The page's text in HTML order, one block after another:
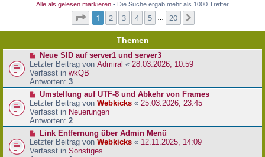
Alle als gelesen markieren • Die Suche ergab mehr als 1000 Treffer
Seite von
1 2 3 4 5 20
Themen
N
e
u
e
r
B
e
i
t
a
g
Neue SID auf server1 und server3
Letzter Beitrag von Admiral « 28.03.2026, 10:59
Verfasst in wkQB
Antworten: 3
N
e
u
e
r
B
e
Umstellung auf UTF-8 und Abkehr von Frames
Letzter Beitrag von Webkicks « 25.03.2026, 23:45
Verfasst in Neuerungen
Antworten: 2
N
e
u
Link Entfernung über Admin Menü
Letzter Beitrag von Webkicks « 12.11.2025, 14:09
Verfasst in Sonstiges